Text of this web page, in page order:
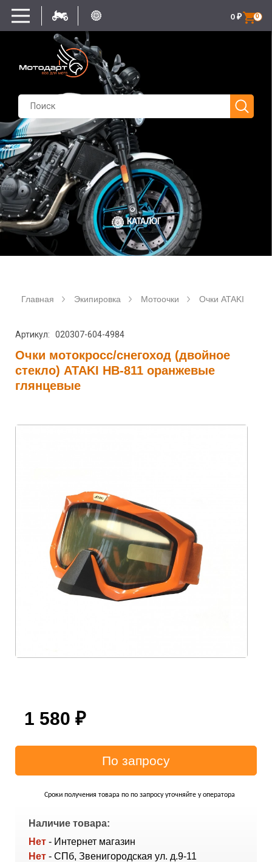
0
0 ₽
КАТАЛОГ
Главная Экипировка Мотоочки Очки ATAKI
Артикул: 020307-604-4984
Очки мотокросс/снегоход (двойное
стекло) ATAKI HB-811 оранжевые
глянцевые
1 580 ₽
Сроки получения товара по по запросу уточняйте у оператора
Наличие товара:
Нет - Интернет магазин
Нет - СПб, Звенигородская ул. д.9-11